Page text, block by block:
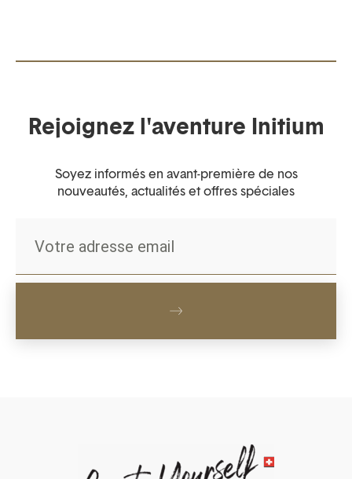
Rejoignez l'aventure Initium
Soyez informés en avant-première de nos
nouveautés, actualités et offres spéciales